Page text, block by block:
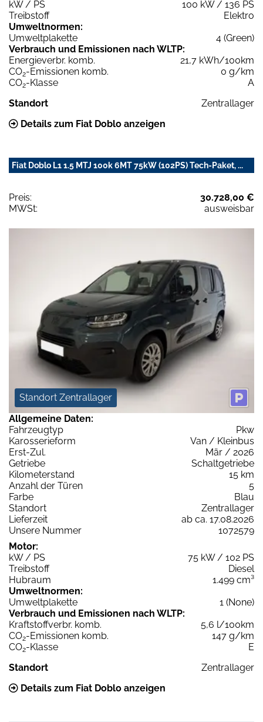
kW / PS
100 kW / 136 PS
Treibstoff
Elektro
Umweltnormen:
Umweltplakette
4 (Green)
Verbrauch und Emissionen nach WLTP:
Energieverbr. komb.
21,7 kWh/100km
CO2-Emissionen komb.
0 g/km
CO2-Klasse
A
Standort
Zentrallager
Details zum Fiat Doblo anzeigen
Fiat Doblo L1 1.5 MTJ 100k 6MT 75kW (102PS) Tech-Paket, ...
Preis:
30.728,00 €
MWSt:
ausweisbar
Standort Zentrallager
Allgemeine Daten:
Fahrzeugtyp
Pkw
Karosserieform
Van / Kleinbus
Erst-Zul.
Mär / 2026
Getriebe
Schaltgetriebe
Kilometerstand
15 km
Anzahl der Türen
5
Farbe
Blau
Standort
Zentrallager
Lieferzeit
ab ca. 17.08.2026
Unsere Nummer
1072579
Motor:
kW / PS
75 kW / 102 PS
Treibstoff
Diesel
Hubraum
1.499 cm³
Umweltnormen:
Umweltplakette
1 (None)
Verbrauch und Emissionen nach WLTP:
Kraftstoffverbr. komb.
5,6 l/100km
CO2-Emissionen komb.
147 g/km
CO2-Klasse
E
Standort
Zentrallager
Details zum Fiat Doblo anzeigen